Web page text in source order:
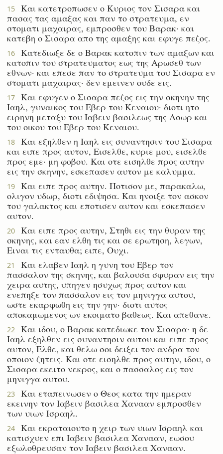
15
Και κατετροπωσεν ο Κυριος τον Σισαρα και
πασας τας αμαξας και παν το στρατευμα, εν
στοματι μαχαιρας, εμπροσθεν του Βαρακ· και
κατεβη ο Σισαρα απο της αμαξης και εφυγε πεζος.
16
Κατεδιωξε δε ο Βαρακ κατοπιν των αμαξων και
κατοπιν του στρατευματος εως της Αρωσεθ των
εθνων· και επεσε παν το στρατευμα του Σισαρα εν
στοματι μαχαιρας· δεν εμεινεν ουδε εις.
17
Και εφυγεν ο Σισαρα πεζος εις την σκηνην της
Ιαηλ, γυναικος του Εβερ του Κεναιου· διοτι ητο
ειρηνη μεταξυ του Ιαβειν βασιλεως της Ασωρ και
του οικου του Εβερ του Κεναιου.
18
Και εξηλθεν η Ιαηλ εις συναντησιν του Σισαρα
και ειπε προς αυτον, Εισελθε, κυριε μου, εισελθε
προς εμε· μη φοβου. Και οτε εισηλθε προς αυτην
εις την σκηνην, εσκεπασεν αυτον με καλυμμα.
19
Και ειπε προς αυτην. Ποτισον με, παρακαλω,
ολιγον υδωρ, διοτι εδιψησα. Και ηνοιξε τον ασκον
του γαλακτος και εποτισεν αυτον και εσκεπασεν
αυτον.
20
Και ειπε προς αυτην, Στηθι εις την θυραν της
σκηνης, και εαν ελθη τις και σε ερωτηση, λεγων,
Ειναι τις ενταυθα; ειπε, Ουχι.
21
Και ελαβεν Ιαηλ η γυνη του Εβερ τον
πασσαλον της σκηνης, και βαλουσα σφυραν εις την
χειρα αυτης, υπηγεν ησυχως προς αυτον και
ενεπηξε τον πασσαλον εις τον μηνιγγα αυτου,
ωστε εκαρφωθη εις την γην· διοτι αυτος
αποκαμωμενος ων εκοιματο βαθεως. Και απεθανε.
22
Και ιδου, ο Βαρακ κατεδιωκε τον Σισαρα· η δε
Ιαηλ εξηλθεν εις συναντησιν αυτου και ειπε προς
αυτον, Ελθε, και θελω σοι δειξει τον ανδρα τον
οποιον ζητεις. Και οτε εισηλθε προς αυτην, ιδου, ο
Σισαρα εκειτο νεκρος, και ο πασσαλος εις τον
μηνιγγα αυτου.
23
Και εταπεινωσεν ο Θεος κατα την ημεραν
εκεινην τον Ιαβειν βασιλεα Χανααν εμπροσθεν
των υιων Ισραηλ.
24
Και εκραταιουτο η χειρ των υιων Ισραηλ και
κατισχυεν επι Ιαβειν βασιλεα Χανααν, εωσου
εξωλοθρευσαν τον Ιαβειν βασιλεα Χανααν.